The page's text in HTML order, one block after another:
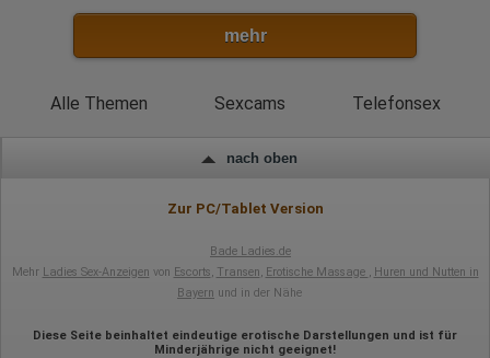
mehr
Alle Themen Sexcams Telefonsex
nach oben
Zur PC/Tablet Version
Bade Ladies.de
Mehr Ladies Sex-Anzeigen von Escorts, Transen, Erotische Massage , Huren und Nutten in
Bayern und in der Nähe
Diese Seite beinhaltet eindeutige erotische Darstellungen und ist für
Minderjährige nicht geeignet!